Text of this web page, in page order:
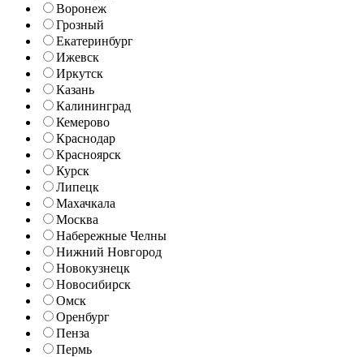
Воронеж
Грозный
Екатеринбург
Ижевск
Иркутск
Казань
Калининград
Кемерово
Краснодар
Красноярск
Курск
Липецк
Махачкала
Москва
Набережные Челны
Нижний Новгород
Новокузнецк
Новосибирск
Омск
Оренбург
Пенза
Пермь